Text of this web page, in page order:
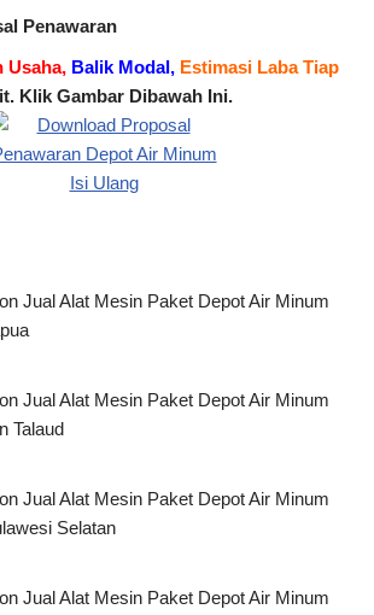
Penawaran
Usaha, Balik Modal, Estimasi Laba Tiap
Klik Gambar Dibawah Ini.
Jual Alat Mesin Paket Depot Air Minum
Jual Alat Mesin Paket Depot Air Minum
Talaud
Jual Alat Mesin Paket Depot Air Minum
Selatan
Jual Alat Mesin Paket Depot Air Minum